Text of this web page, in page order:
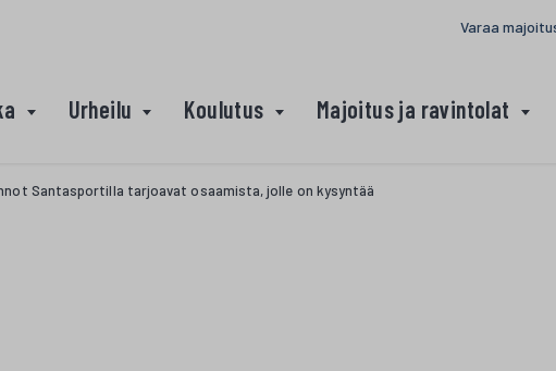
Varaa
Urheilu Koulutus Majoitus ja ravintolat
Santasportilla tarjoavat osaamista, jolle on kysyntää